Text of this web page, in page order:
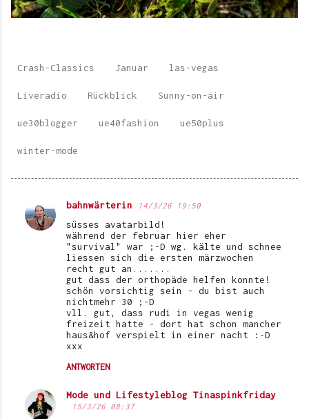
Crash-Classics Januar las-vegas
Liveradio Rückblick Sunny-on-air
ue30blogger ue40fashion ue50plus
winter-mode
K
bahnwärterin 14/3/26 19:50
süsses avatarbild!
während der februar hier eher
"survival" war ;-D wg. kälte und schnee
liessen sich die ersten märzwochen
recht gut an.......
gut dass der orthopäde helfen konnte!
schön vorsichtig sein - du bist auch
nichtmehr 30 ;-D
vll. gut, dass rudi in vegas wenig
freizeit hatte - dort hat schon mancher
haus&hof verspielt in einer nacht :-D
xxx
ANTWORTEN
Mode und Lifestyleblog Tinaspinkfriday
15/3/26 08:37